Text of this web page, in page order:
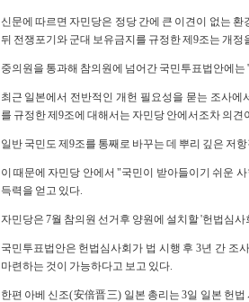
신문에 따르면 자민당은 정당 간에 큰 이견이 없는
뒤 전쟁포기와 군대 보유금지를 규정한 제9조는 개정
중의원을 통과해 참의원에 넘어간 국민투표법안에
최근 일본에서 전반적인 개헌 필요성을 묻는 조사
를 규정한 제9조에 대해서는 자민당 안에서조차 의견
일반 국민도 제9조를 통째로 바꾸는 데 뿌리 깊은 저
이 때문에 자민당 안에서 "국민이 받아들이기 쉬운
득력을 얻고 있다.
자민당은 7월 참의원 선거후 양원에 설치할 '헌법심
국민투표법안은 헌법심사회가 법 시행 후 3년 간 조
마련하는 것이 가능하다고 보고 있다.
한편 아베 신조(安倍晋三) 일본 총리는 3일 일본 헌